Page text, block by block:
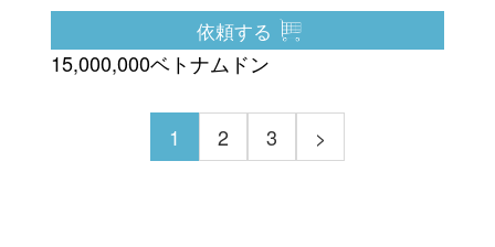
依頼する
15,000,000ベトナムドン
1 2 3 >